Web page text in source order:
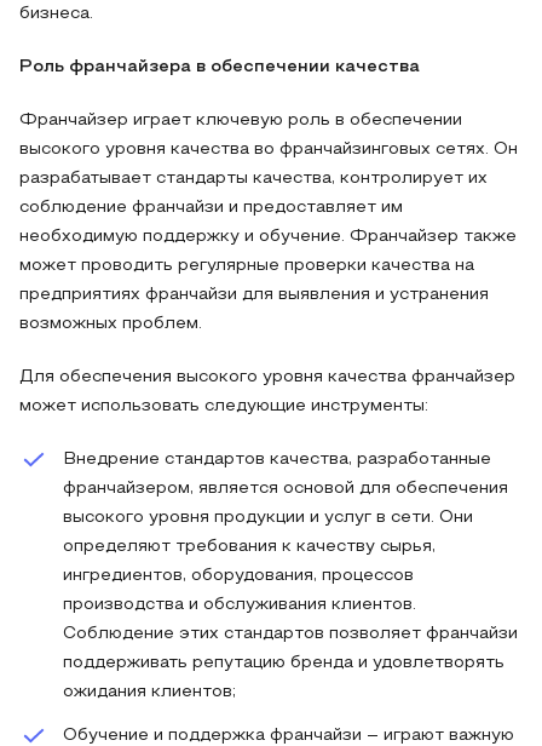
бизнеса.
Роль франчайзера в обеспечении качества
Франчайзер играет ключевую роль в обеспечении
высокого уровня качества во франчайзинговых сетях. Он
разрабатывает стандарты качества, контролирует их
соблюдение франчайзи и предоставляет им
необходимую поддержку и обучение. Франчайзер также
может проводить регулярные проверки качества на
предприятиях франчайзи для выявления и устранения
возможных проблем.
Для обеспечения высокого уровня качества франчайзер
может использовать следующие инструменты:
Внедрение стандартов качества, разработанные
франчайзером, является основой для обеспечения
высокого уровня продукции и услуг в сети. Они
определяют требования к качеству сырья,
ингредиентов, оборудования, процессов
производства и обслуживания клиентов.
Соблюдение этих стандартов позволяет франчайзи
поддерживать репутацию бренда и удовлетворять
ожидания клиентов;
Обучение и поддержка франчайзи – играют важную